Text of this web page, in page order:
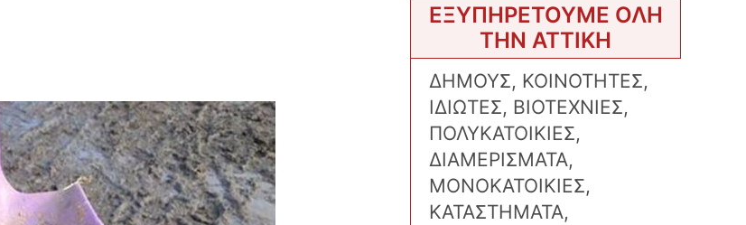
ΕΞΥΠΗΡΕΤΟΥΜΕ ΟΛΗ
ΤΗΝ ΑΤΤΙΚΗ
ΔΗΜΟΥΣ, ΚΟΙΝΟΤΗΤΕΣ,
ΙΔΙΩΤΕΣ, ΒΙΟΤΕΧΝΙΕΣ,
ΠΟΛΥΚΑΤΟΙΚΙΕΣ,
ΔΙΑΜΕΡΙΣΜΑΤΑ,
ΜΟΝΟΚΑΤΟΙΚΙΕΣ,
ΚΑΤΑΣΤΗΜΑΤΑ,